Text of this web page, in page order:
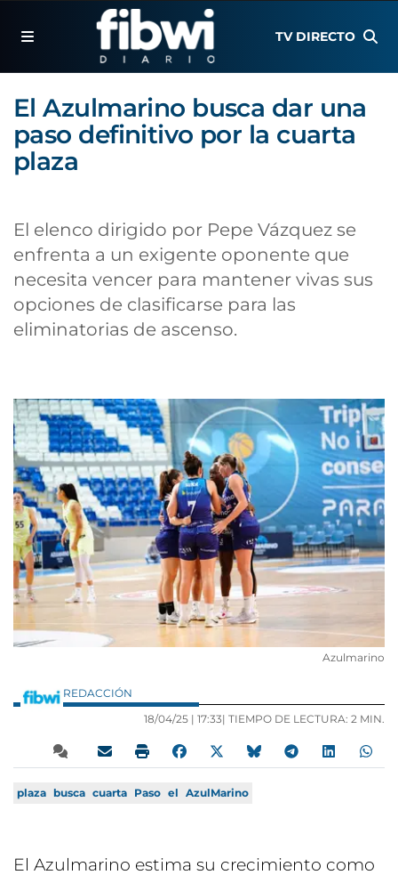
TV DIRECTO
El Azulmarino busca dar una
paso definitivo por la cuarta
plaza
El elenco dirigido por Pepe Vázquez se
enfrenta a un exigente oponente que
necesita vencer para mantener vivas sus
opciones de clasificarse para las
eliminatorias de ascenso.
Azulmarino
REDACCIÓN
18/04/25 | 17:33| TIEMPO DE LECTURA: 2 MIN.
plaza busca cuarta Paso el AzulMarino
El Azulmarino estima su crecimiento como